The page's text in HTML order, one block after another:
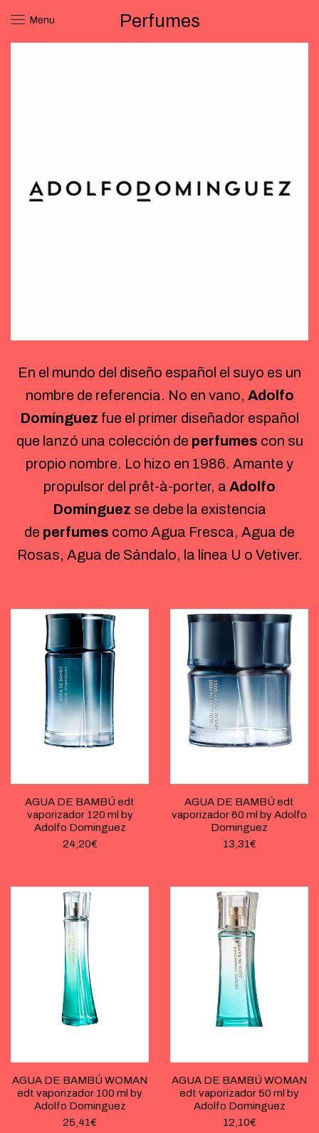
Menu Perfumes
En el mundo del diseño español el suyo es un
nombre de referencia. No en vano, Adolfo
Domínguez fue el primer diseñador español
que lanzó una colección de perfumes con su
propio nombre. Lo hizo en 1986. Amante y
propulsor del prêt-à-porter, a Adolfo
Domínguez se debe la existencia
de perfumes como Agua Fresca, Agua de
Rosas, Agua de Sándalo, la línea U o Vetiver.
AGUA DE BAMBÚ edt
vaporizador 120 ml by
Adolfo Dominguez
24,20€
AGUA DE BAMBÚ edt
vaporizador 60 ml by Adolfo
Dominguez
13,31€
AGUA DE BAMBÚ WOMAN
edt vaporizador 100 ml by
Adolfo Dominguez
25,41€
AGUA DE BAMBÚ WOMAN
edt vaporizador 50 ml by
Adolfo Dominguez
12,10€